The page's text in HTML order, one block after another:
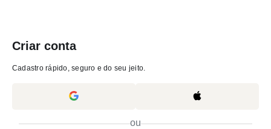
Criar conta
Cadastro rápido, seguro e do seu jeito.
ou